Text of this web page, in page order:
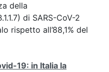
della
di SARS-CoV-2
rispetto all’88,1% del
19: in Italia la